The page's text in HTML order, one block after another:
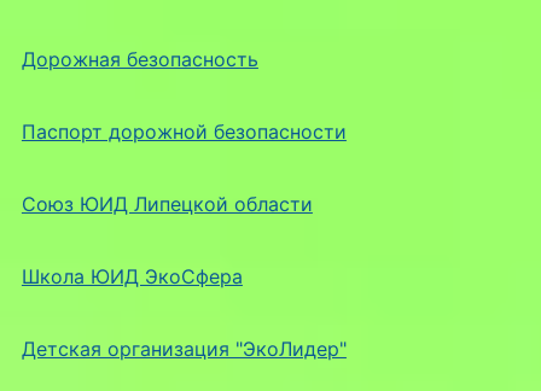
Дорожная безопасность
Паспорт дорожной безопасности
Союз ЮИД Липецкой области
Школа ЮИД ЭкоСфера
Детская организация "ЭкоЛидер"